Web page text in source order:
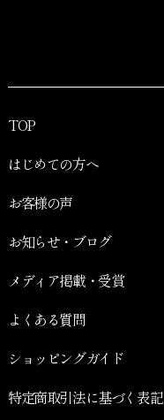
TOP
はじめての方へ
お客様の声
お知らせ・ブログ
メディア掲載・受賞
よくある質問
ショッピングガイド
特定商取引法に基づく表記